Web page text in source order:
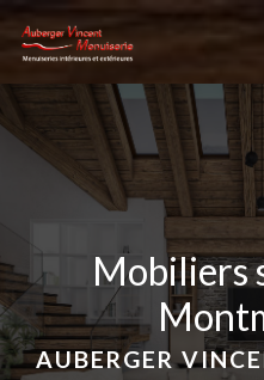
mobiliers sur-mesure
AUBERGER
Panneau de gestion des